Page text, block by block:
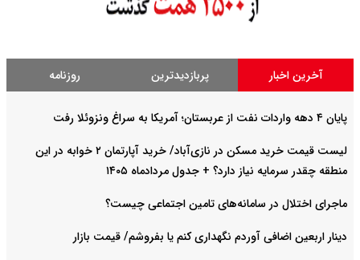
آخرین اخبار پربازدیدترین روزنامه
پایان ۴ دهه واردات نفت از عربستان؛ آمریکا به سراغ ونزوئلا رفت
لیست قیمت خرید مسکن در نازی‌آباد/ خرید آپارتمان ۲ خوابه در این
منطقه چقدر سرمایه نیاز دارد؟ + جدول مردادماه ۱۴۰۵
ماجرای اختلال در سامانه‌های تامین اجتماعی چیست؟
دینار اربعین اضافی آوردم نگهداری کنم یا بفروشم/ قیمت بازار